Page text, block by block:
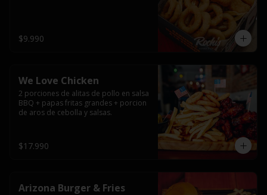
$9.990
We Love Chicken
2 porciones de alitas de pollo en salsa
BBQ + papas fritas grandes + porcion
de aros de cebolla y salsas.
$17.990
Arizona Burger & Fries